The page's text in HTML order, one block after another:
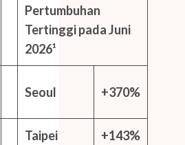
Pertumbuhan
Tertinggi pada Juni
2026¹
Seoul +370%
Taipei +143%